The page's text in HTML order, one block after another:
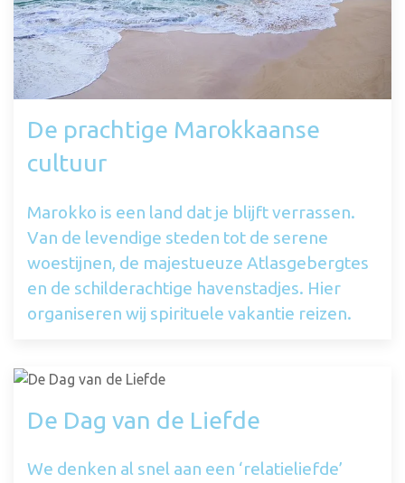
De prachtige Marokkaanse
cultuur
Marokko is een land dat je blijft verrassen.
Van de levendige steden tot de serene
woestijnen, de majestueuze Atlasgebergtes
en de schilderachtige havenstadjes. Hier
organiseren wij spirituele vakantie reizen.
De Dag van de Liefde
We denken al snel aan een ‘relatieliefde’